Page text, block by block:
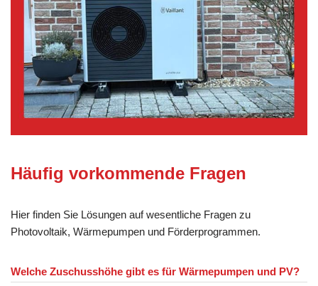
Häufig vorkommende Fragen
Hier finden Sie Lösungen auf wesentliche Fragen zu
Photovoltaik, Wärmepumpen und Förderprogrammen.
Welche Zuschusshöhe gibt es für Wärmepumpen und PV?